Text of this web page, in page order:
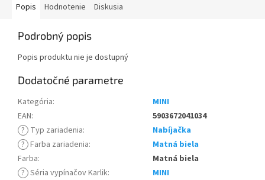
Popis Hodnotenie Diskusia
Podrobný popis
Popis produktu nie je dostupný
Dodatočné parametre
Kategória:
MINI
EAN:
5903672041034
? Typ zariadenia:
Nabíjačka
? Farba zariadenia:
Matná biela
Farba:
Matná biela
? Séria vypínačov Karlik:
MINI